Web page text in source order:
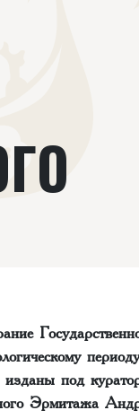
периоду
под
Эрмитажа